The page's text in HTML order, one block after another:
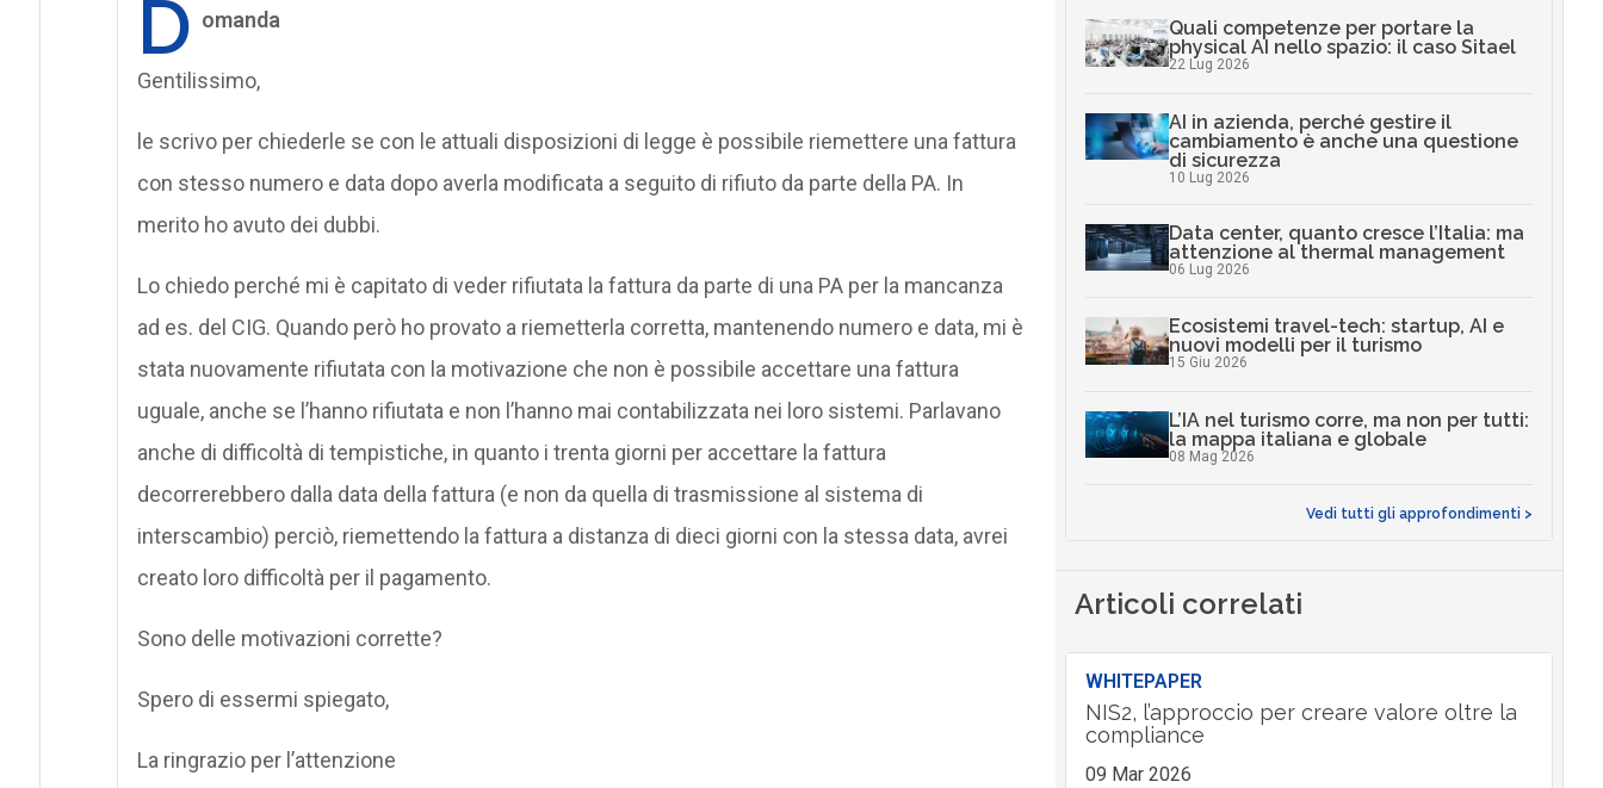
D omanda
Gentilissimo,
le scrivo per chiederle se con le attuali disposizioni di legge è possibile riemettere una fattura
con stesso numero e data dopo averla modificata a seguito di rifiuto da parte della PA. In
merito ho avuto dei dubbi.
Lo chiedo perché mi è capitato di veder rifiutata la fattura da parte di una PA per la mancanza
ad es. del CIG. Quando però ho provato a riemetterla corretta, mantenendo numero e data, mi è
stata nuovamente rifiutata con la motivazione che non è possibile accettare una fattura
uguale, anche se l’hanno rifiutata e non l’hanno mai contabilizzata nei loro sistemi. Parlavano
anche di difficoltà di tempistiche, in quanto i trenta giorni per accettare la fattura
decorrerebbero dalla data della fattura (e non da quella di trasmissione al sistema di
interscambio) perciò, riemettendo la fattura a distanza di dieci giorni con la stessa data, avrei
creato loro difficoltà per il pagamento.
Sono delle motivazioni corrette?
Spero di essermi spiegato,
La ringrazio per l’attenzione
Quali competenze per portare la
physical AI nello spazio: il caso Sitael
22 Lug 2026
AI in azienda, perché gestire il
cambiamento è anche una questione
di sicurezza
10 Lug 2026
Data center, quanto cresce l’Italia: ma
attenzione al thermal management
06 Lug 2026
Ecosistemi travel-tech: startup, AI e
nuovi modelli per il turismo
15 Giu 2026
L’IA nel turismo corre, ma non per tutti:
la mappa italiana e globale
08 Mag 2026
Vedi tutti gli approfondimenti >
Articoli correlati
WHITEPAPER
NIS2, l’approccio per creare valore oltre la
compliance
09 Mar 2026